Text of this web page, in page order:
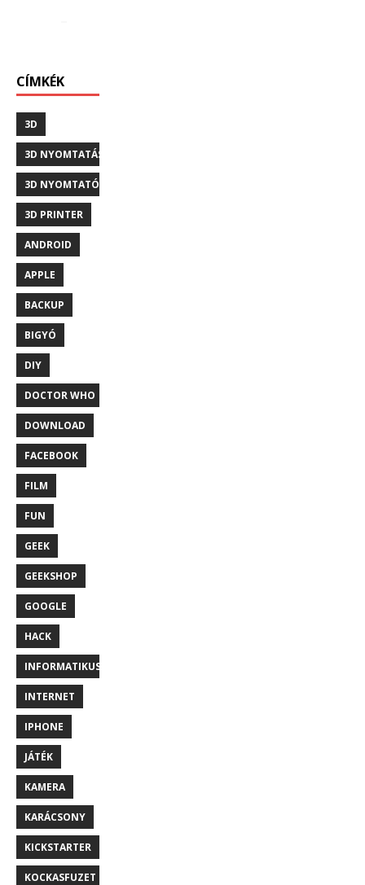
CÍMKÉK
3D
3D NYOMTATÁS
3D NYOMTATÓ
3D PRINTER
ANDROID
APPLE
BACKUP
BIGYÓ
DIY
DOCTOR WHO
DOWNLOAD
FACEBOOK
FILM
FUN
GEEK
GEEKSHOP
GOOGLE
HACK
INFORMATIKUS
INTERNET
IPHONE
JÁTÉK
KAMERA
KARÁCSONY
KICKSTARTER
KOCKASFUZET